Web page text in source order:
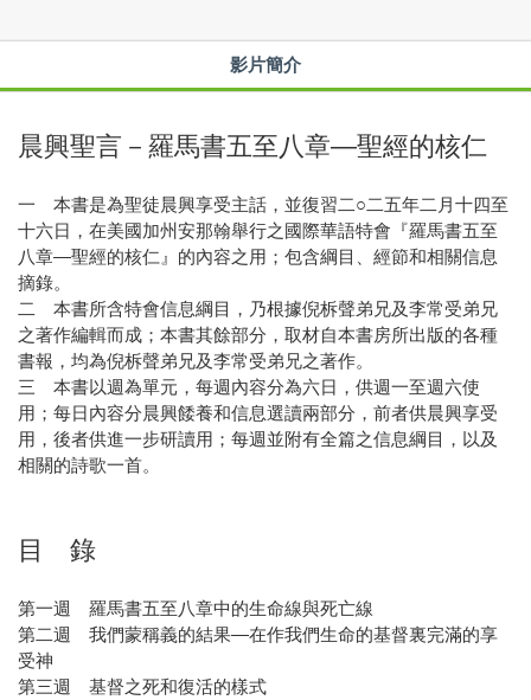
影片簡介
晨興聖言－羅馬書五至八章—聖經的核仁
一 本書是為聖徒晨興享受主話，並復習二○二五年二月十四至
十六日，在美國加州安那翰舉行之國際華語特會『羅馬書五至
八章—聖經的核仁』的內容之用；包含綱目、經節和相關信息
摘錄。
二 本書所含特會信息綱目，乃根據倪柝聲弟兄及李常受弟兄
之著作編輯而成；本書其餘部分，取材自本書房所出版的各種
書報，均為倪柝聲弟兄及李常受弟兄之著作。
三 本書以週為單元，每週內容分為六日，供週一至週六使
用；每日內容分晨興餧養和信息選讀兩部分，前者供晨興享受
用，後者供進一步研讀用；每週並附有全篇之信息綱目，以及
相關的詩歌一首。
目 錄
第一週 羅馬書五至八章中的生命線與死亡線
第二週 我們蒙稱義的結果—在作我們生命的基督裏完滿的享
受神
第三週 基督之死和復活的樣式